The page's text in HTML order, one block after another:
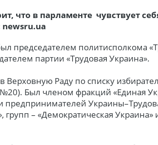
что в парламенте чувствует
председателем политисполкома
партии «Трудовая Украина».
Верховную Раду по списку
Был членом фракций «Единая
групп – «Демократическая Украина»